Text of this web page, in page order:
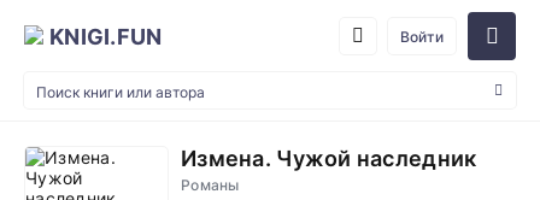
KNIGI.FUN Войти
Измена. Чужой наследник
Романы